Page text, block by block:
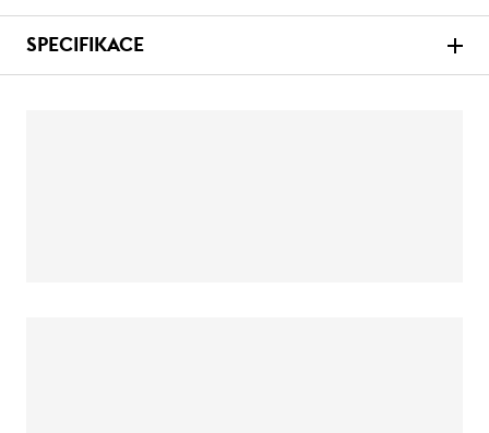
SPECIFIKACE